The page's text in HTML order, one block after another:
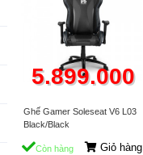
5.899.000
Ghế Gamer Soleseat V6 L03
Black/Black
Còn hàng Giỏ hàng